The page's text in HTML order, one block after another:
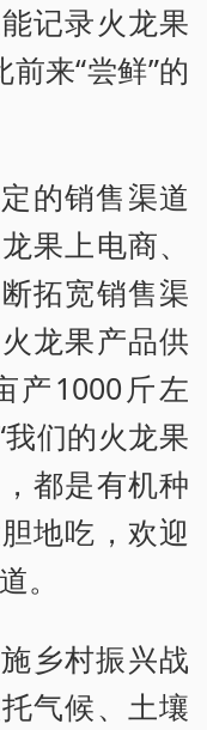
记录火龙果
来“尝鲜”的
的销售渠道
果上电商、
拓宽销售渠
龙果产品供
产1000斤左
们的火龙果
都是有机种
地吃，欢迎
。
乡村振兴战
气候、土壤